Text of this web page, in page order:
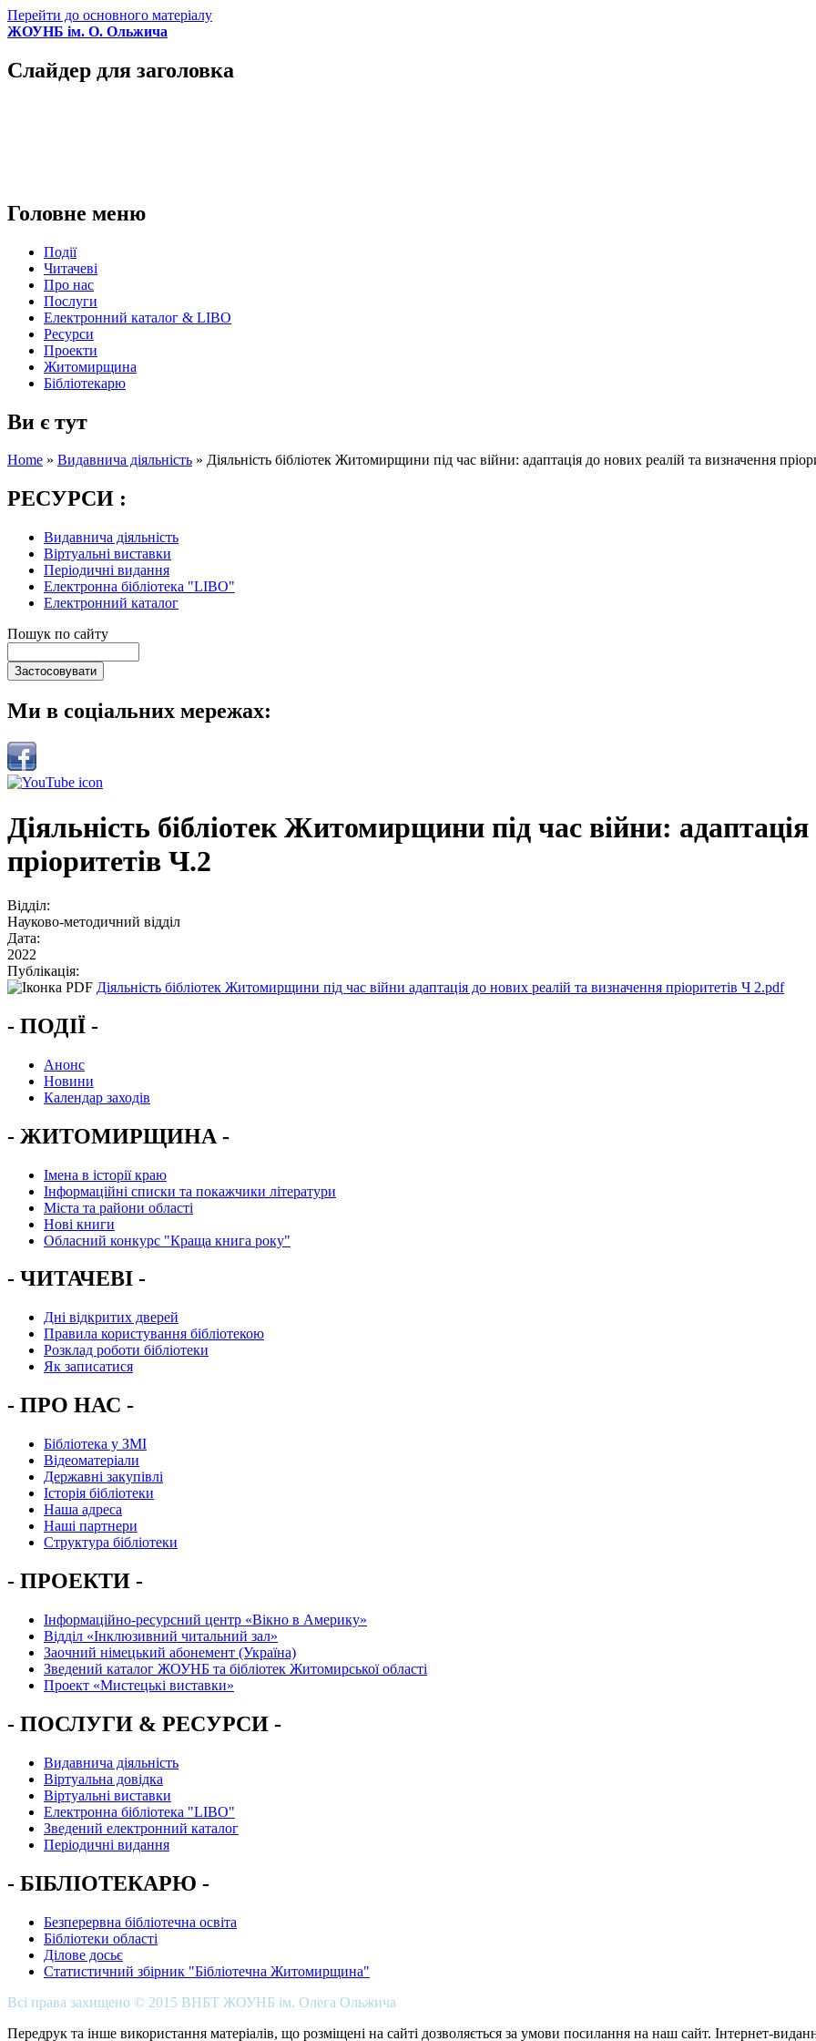
Перейти до основного матеріалу
ЖОУНБ ім. О. Ольжича
Слайдер для заголовка
Головне меню
Події
Читачеві
Про нас
Послуги
Електронний каталог & LIBO
Ресурси
Проекти
Житомирщина
Бібліотекарю
Ви є тут
Home » Видавнича діяльність » Діяльність бібліотек Житомирщини під час війни: адаптація до нових реалій та визначення
РЕСУРСИ :
Видавнича діяльність
Віртуальні виставки
Періодичні видання
Електронна бібліотека "LIBO"
Електронний каталог
Пошук по сайту
Ми в соціальних мережах:
Діяльність бібліотек Житомирщини під час війни:
пріоритетів Ч.2
Відділ:
Науково-методичний відділ
Дата:
2022
Публікація:
Діяльність бібліотек Житомирщини під час війни адаптація до нових реалій та визначення пріоритетів Ч 2.pdf
- ПОДІЇ -
Анонс
Новини
Календар заходів
- ЖИТОМИРЩИНА -
Імена в історії краю
Інформаційні списки та покажчики літератури
Міста та райони області
Нові книги
Обласний конкурс "Краща книга року"
- ЧИТАЧЕВІ -
Дні відкритих дверей
Правила користування бібліотекою
Розклад роботи бібліотеки
Як записатися
- ПРО НАС -
Бібліотека у ЗМІ
Відеоматеріали
Державні закупівлі
Історія бібліотеки
Наша адреса
Наші партнери
Структура бібліотеки
- ПРОЕКТИ -
Інформаційно-ресурсний центр «Вікно в Америку»
Вiддiл «Інклюзивний читальний зал»
Заочний німецький абонемент (Україна)
Зведений каталог ЖОУНБ та бібліотек Житомирської області
Проект «Мистецькі виставки»
- ПОСЛУГИ & РЕСУРСИ -
Видавнича діяльність
Віртуальна довідка
Віртуальні виставки
Електронна бібліотека "LIBO"
Зведений електронний каталог
Періодичні видання
- БІБЛІОТЕКАРЮ -
Безперервна бібліотечна освіта
Бібліотеки області
Ділове досьє
Статистичний збірник "Бібліотечна Житомирщина"
Всі права захищено © 2015 ВНБТ ЖОУНБ ім. Олега Ольжича
Передрук та інше використання матеріалів, що розміщені на сайті дозволяється за умови посилання на наш сайт. Інтернет-